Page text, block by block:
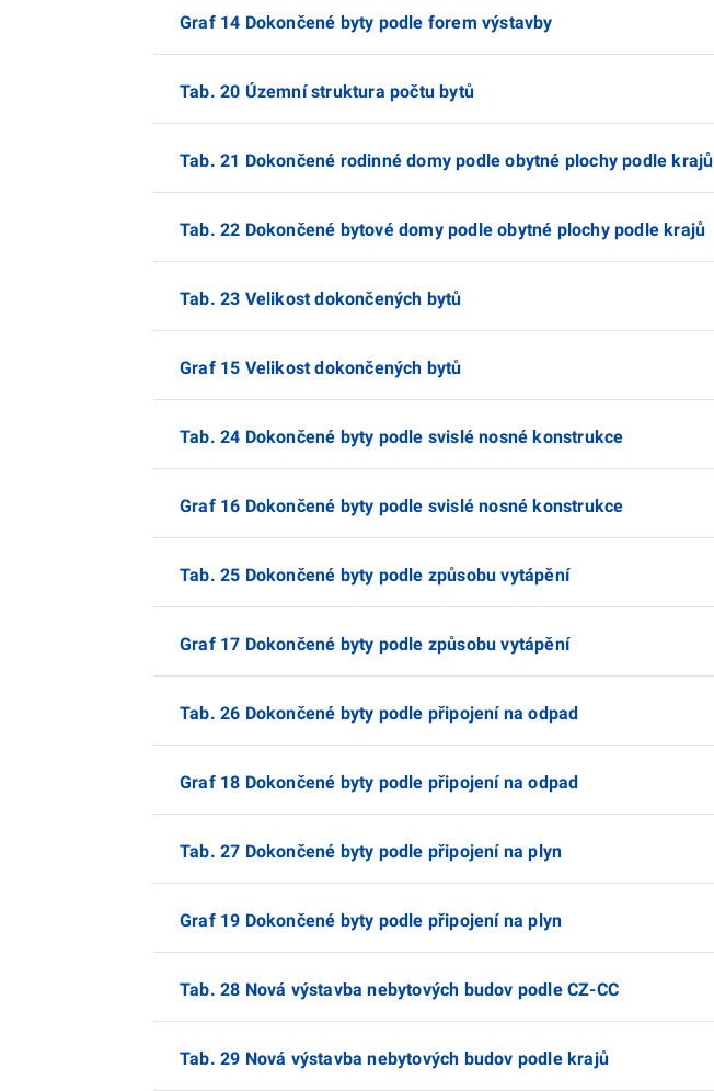
Graf 14 Dokončené byty podle forem výstavby
Tab. 20 Územní struktura počtu bytů
Tab. 21 Dokončené rodinné domy podle obytné plochy podle krajů
Tab. 22 Dokončené bytové domy podle obytné plochy podle krajů
Tab. 23 Velikost dokončených bytů
Graf 15 Velikost dokončených bytů
Tab. 24 Dokončené byty podle svislé nosné konstrukce
Graf 16 Dokončené byty podle svislé nosné konstrukce
Tab. 25 Dokončené byty podle způsobu vytápění
Graf 17 Dokončené byty podle způsobu vytápění
Tab. 26 Dokončené byty podle připojení na odpad
Graf 18 Dokončené byty podle připojení na odpad
Tab. 27 Dokončené byty podle připojení na plyn
Graf 19 Dokončené byty podle připojení na plyn
Tab. 28 Nová výstavba nebytových budov podle CZ-CC
Tab. 29 Nová výstavba nebytových budov podle krajů